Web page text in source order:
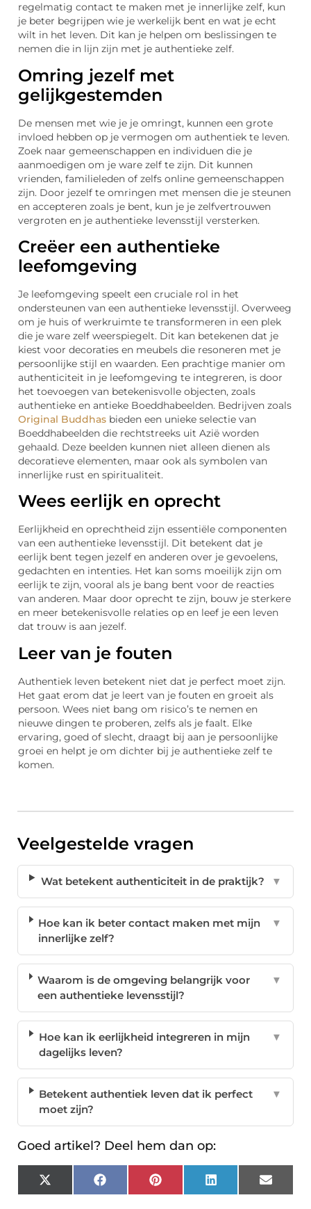
regelmatig contact te maken met je innerlijke zelf, kun
je beter begrijpen wie je werkelijk bent en wat je echt
wilt in het leven. Dit kan je helpen om beslissingen te
nemen die in lijn zijn met je authentieke zelf.
Omring jezelf met
gelijkgestemden
De mensen met wie je je omringt, kunnen een grote
invloed hebben op je vermogen om authentiek te leven.
Zoek naar gemeenschappen en individuen die je
aanmoedigen om je ware zelf te zijn. Dit kunnen
vrienden, familieleden of zelfs online gemeenschappen
zijn. Door jezelf te omringen met mensen die je steunen
en accepteren zoals je bent, kun je je zelfvertrouwen
vergroten en je authentieke levensstijl versterken.
Creëer een authentieke
leefomgeving
Je leefomgeving speelt een cruciale rol in het
ondersteunen van een authentieke levensstijl. Overweeg
om je huis of werkruimte te transformeren in een plek
die je ware zelf weerspiegelt. Dit kan betekenen dat je
kiest voor decoraties en meubels die resoneren met je
persoonlijke stijl en waarden. Een prachtige manier om
authenticiteit in je leefomgeving te integreren, is door
het toevoegen van betekenisvolle objecten, zoals
authentieke en antieke Boeddhabeelden. Bedrijven zoals
Original Buddhas bieden een unieke selectie van
Boeddhabeelden die rechtstreeks uit Azië worden
gehaald. Deze beelden kunnen niet alleen dienen als
decoratieve elementen, maar ook als symbolen van
innerlijke rust en spiritualiteit.
Wees eerlijk en oprecht
Eerlijkheid en oprechtheid zijn essentiële componenten
van een authentieke levensstijl. Dit betekent dat je
eerlijk bent tegen jezelf en anderen over je gevoelens,
gedachten en intenties. Het kan soms moeilijk zijn om
eerlijk te zijn, vooral als je bang bent voor de reacties
van anderen. Maar door oprecht te zijn, bouw je sterkere
en meer betekenisvolle relaties op en leef je een leven
dat trouw is aan jezelf.
Leer van je fouten
Authentiek leven betekent niet dat je perfect moet zijn.
Het gaat erom dat je leert van je fouten en groeit als
persoon. Wees niet bang om risico’s te nemen en
nieuwe dingen te proberen, zelfs als je faalt. Elke
ervaring, goed of slecht, draagt bij aan je persoonlijke
groei en helpt je om dichter bij je authentieke zelf te
komen.
Veelgestelde vragen
Wat betekent authenticiteit in de praktijk? ▼
Hoe kan ik beter contact maken met mijn
innerlijke zelf?
▼
Waarom is de omgeving belangrijk voor
een authentieke levensstijl?
▼
Hoe kan ik eerlijkheid integreren in mijn
dagelijks leven?
▼
Betekent authentiek leven dat ik perfect
moet zijn?
▼
Goed artikel? Deel hem dan op:
X
(Twitter)
FacebookPinterest LinkedIn Email